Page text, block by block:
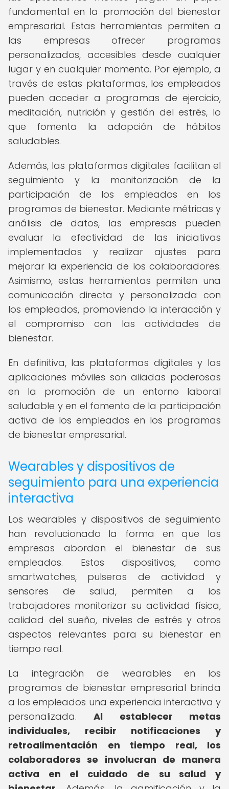
fundamental en la promoción del bienestar
empresarial. Estas herramientas permiten a
las empresas ofrecer programas
personalizados, accesibles desde cualquier
lugar y en cualquier momento. Por ejemplo, a
través de estas plataformas, los empleados
pueden acceder a programas de ejercicio,
meditación, nutrición y gestión del estrés, lo
que fomenta la adopción de hábitos
saludables.
Además, las plataformas digitales facilitan el
seguimiento y la monitorización de la
participación de los empleados en los
programas de bienestar. Mediante métricas y
análisis de datos, las empresas pueden
evaluar la efectividad de las iniciativas
implementadas y realizar ajustes para
mejorar la experiencia de los colaboradores.
Asimismo, estas herramientas permiten una
comunicación directa y personalizada con
los empleados, promoviendo la interacción y
el compromiso con las actividades de
bienestar.
En definitiva, las plataformas digitales y las
aplicaciones móviles son aliadas poderosas
en la promoción de un entorno laboral
saludable y en el fomento de la participación
activa de los empleados en los programas
de bienestar empresarial.
Wearables y dispositivos de
seguimiento para una experiencia
interactiva
Los wearables y dispositivos de seguimiento
han revolucionado la forma en que las
empresas abordan el bienestar de sus
empleados. Estos dispositivos, como
smartwatches, pulseras de actividad y
sensores de salud, permiten a los
trabajadores monitorizar su actividad física,
calidad del sueño, niveles de estrés y otros
aspectos relevantes para su bienestar en
tiempo real.
La integración de wearables en los
programas de bienestar empresarial brinda
a los empleados una experiencia interactiva y
personalizada.Al establecer metas
individuales, recibir notificaciones y
retroalimentación en tiempo real, los
colaboradores se involucran de manera
activa en el cuidado de su salud y